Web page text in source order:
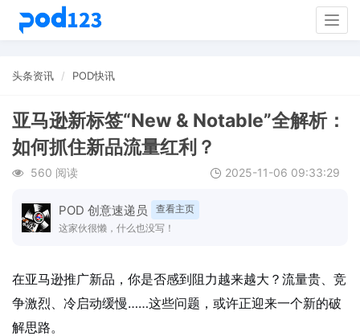
头条资讯 POD快讯
亚马逊新标签“New & Notable”全解析：
如何抓住新品流量红利？
560 阅读 2025-11-06 09:33:29
POD 创意速递员
查看主页
这家伙很懒，什么也没写！
在亚马逊推广新品，你是否感到阻力越来越大？流量贵、竞
争激烈、冷启动缓慢……这些问题，或许正迎来一个新的破
解思路。